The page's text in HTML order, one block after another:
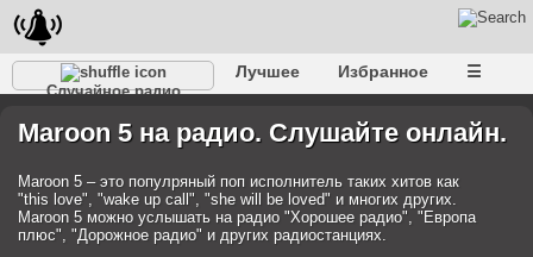
Случайное радио
Лучшее Избранное ☰
Maroon 5 на радио. Слушайте онлайн.
Maroon 5 – это популряный поп исполнитель таких хитов как
"this love", "wake up call", "she will be loved" и многих других.
Maroon 5 можно услышать на радио "Хорошее радио", "Европа
плюс", "Дорожное радио" и других радиостанциях.